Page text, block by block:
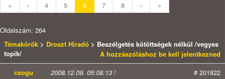
« ‹ 4 5 6 7 8 › »
Oldalszám: 264
Témakörök > Droszt Híradó > Beszélgetés kötöttségek nélkül /vegyes
topik/
A hozzászóláshoz be kell jelentkezned
csogu
2008.12.09. 05:08:13 /
# 201822